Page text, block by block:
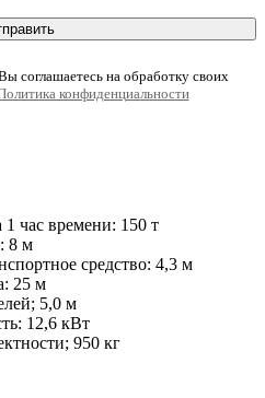
соглашаетесь на обработку своих
конфиденциальности
1 час времени: 150 т
8 м
средство: 4,3 м
25 м
5,0 м
12,6 кВт
950 кг